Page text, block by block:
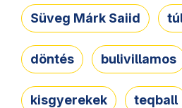
Süveg Márk Saiid
döntés bulivillamos
kisgyerekek teqball